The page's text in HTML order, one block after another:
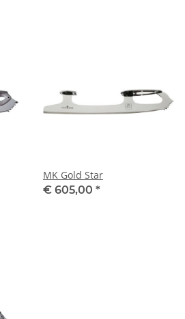
MK Gold Star
€ 605,00 *